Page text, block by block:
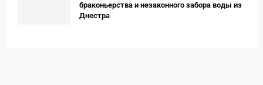
браконьерства и незаконного забора воды из
Днестра